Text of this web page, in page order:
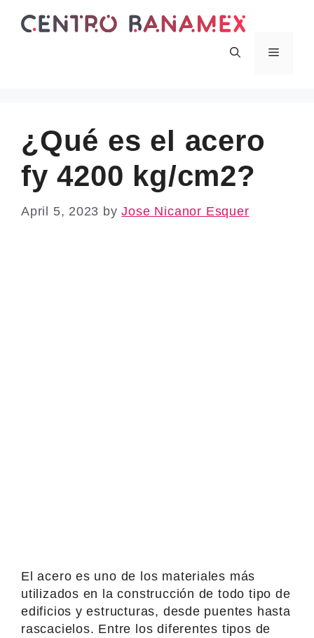
Menu
¿Qué es el acero
fy 4200 kg/cm2?
April 5, 2023 byJose Nicanor Esquer
El acero es uno de los materiales más
utilizados en la construcción de todo tipo de
edificios y estructuras, desde puentes hasta
rascacielos. Entre los diferentes tipos de